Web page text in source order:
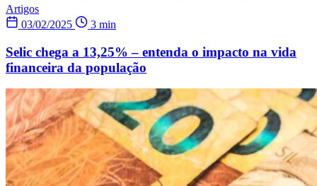
Artigos
03/02/2025
3 min
Selic chega a 13,25% – entenda o impacto na vida
financeira da população